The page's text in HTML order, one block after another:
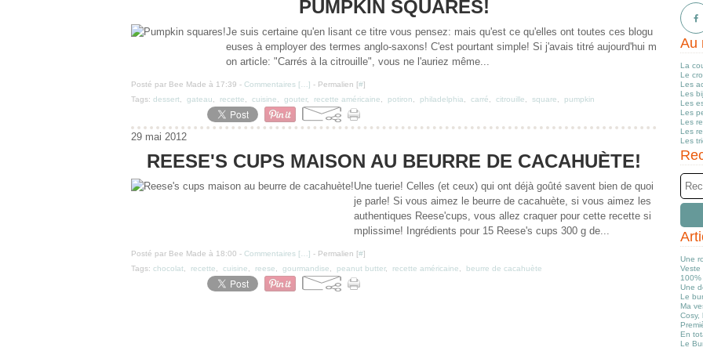
PUMPKIN SQUARES!
Je suis certaine qu'en lisant ce titre vous pensez: mais qu'est ce qu'elles ont toutes ces blogu
euses à employer des termes anglo-saxons! C'est pourtant simple! Si j'avais titré aujourd'hui m
on article: "Carrés à la citrouille", vous ne l'auriez même...
Posté par Bee Made à 17:39 - Commentaires [ ] - Permalien [#]
Tags: dessert gateau recette cuisine gouter, recette américaine potiron philadelphia carré citrouille square pumpkin
29 mai 2012
REESE'S CUPS MAISON AU BEURRE DE CACAHUÈTE!
Une tuerie! Celles (et ceux) qui ont déjà goûté savent bien de quoi
je parle! Si vous aimez le beurre de cacahuète, si vous aimez les
authentiques Reese'cups, vous allez craquer pour cette recette si
mplissime! Ingrédients pour 15 Reese's cups 300 g de...
Posté par Bee Made à 18:00 - Commentaires [ ] - Permalien [#]
Tags: chocolat recette cuisine reese gourmandise peanut butter, recette américaine beurre de cacahuète
Au
La
Le
Les
Les
Les
Les
Les
Les
Les
Une
Veste
Une
Le
Ma
Cosy,
En
Le